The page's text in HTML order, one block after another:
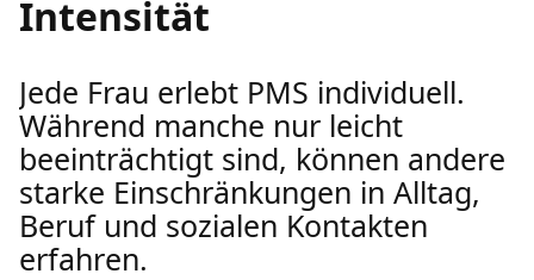
Intensität
Jede Frau erlebt PMS individuell.
Während manche nur leicht
beeinträchtigt sind, können andere
starke Einschränkungen in Alltag,
Beruf und sozialen Kontakten
erfahren.